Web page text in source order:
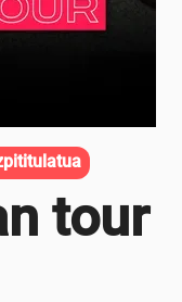
tour